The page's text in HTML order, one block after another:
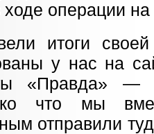
операции на
итоги
у нас на
«Правда»
что мы
отправили